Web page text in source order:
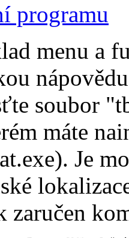
programu
menu a
soubor
máte
Je
zaručen